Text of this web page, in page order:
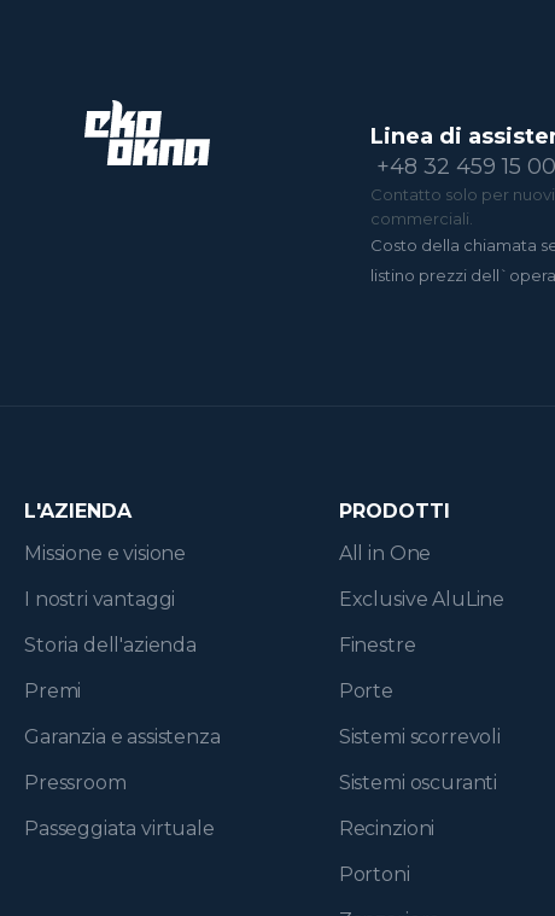
Linea di
+48 32 459 15 00
Contatto solo per
commerciali.
Costo della chiamata
listino prezzi
L'AZIENDA
Missione e visione
I nostri vantaggi
Storia dell'azienda
Premi
Garanzia e assistenza
Pressroom
Passeggiata virtuale
PRODOTTI
All in One
Exclusive AluLine
Finestre
Porte
Sistemi scorrevoli
Sistemi oscuranti
Recinzioni
Portoni